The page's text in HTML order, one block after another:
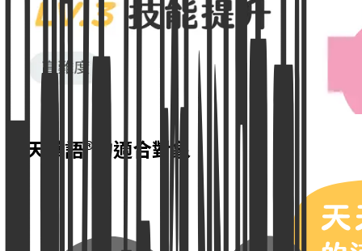
天天華語®的適合對象